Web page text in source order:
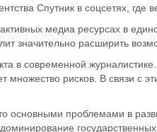
Спутник в соцсетях,
активных медиа ресурсах в
значительно расширить
в современной
множество рисков. В связи с
основными проблемами в
доминирование